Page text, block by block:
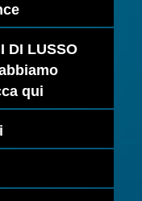
DI LUSSO
qui